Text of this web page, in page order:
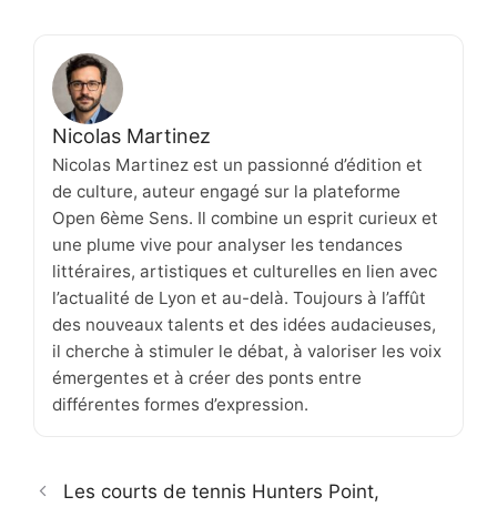
Nicolas Martinez
Nicolas Martinez est un passionné d’édition et
de culture, auteur engagé sur la plateforme
Open 6ème Sens. Il combine un esprit curieux et
une plume vive pour analyser les tendances
littéraires, artistiques et culturelles en lien avec
l’actualité de Lyon et au-delà. Toujours à l’affût
des nouveaux talents et des idées audacieuses,
il cherche à stimuler le débat, à valoriser les voix
émergentes et à créer des ponts entre
différentes formes d’expression.
Les courts de tennis Hunters Point,